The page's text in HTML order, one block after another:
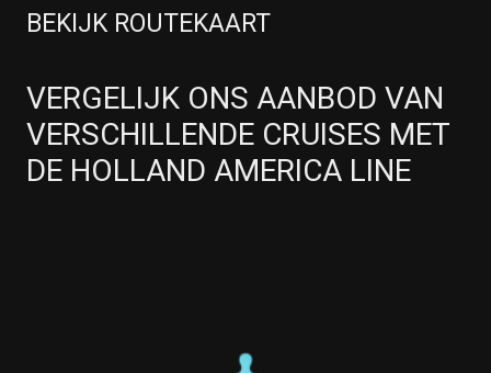
BEKIJK ROUTEKAART
VERGELIJK ONS AANBOD VAN
VERSCHILLENDE CRUISES MET
DE HOLLAND AMERICA LINE